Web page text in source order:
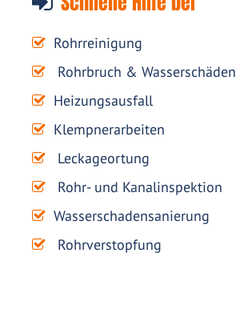
Rohrreinigung
Rohrbruch & Wasserschäden
Heizungsausfall
Klempnerarbeiten
Leckageortung
Rohr- und Kanalinspektion
Wasserschadensanierung
Rohrverstopfung